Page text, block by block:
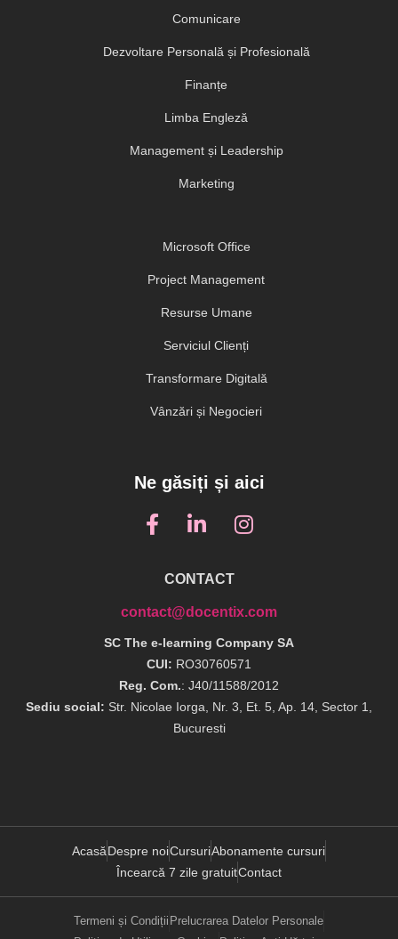
Comunicare
Dezvoltare Personală și Profesională
Finanțe
Limba Engleză
Management și Leadership
Marketing
Microsoft Office
Project Management
Resurse Umane
Serviciul Clienți
Transformare Digitală
Vânzări și Negocieri
Ne găsiți și aici
CONTACT
contact@docentix.com
SC The e-learning Company SA
CUI: RO30760571
Reg. Com.: J40/11588/2012
Sediu social: Str. Nicolae Iorga, Nr. 3, Et. 5, Ap. 14, Sector 1,
Bucuresti
AcasăDespre noiCursuriAbonamente cursuri
Încearcă 7 zile gratuitContact
Termeni și Condiții Prelucrarea Datelor Personale